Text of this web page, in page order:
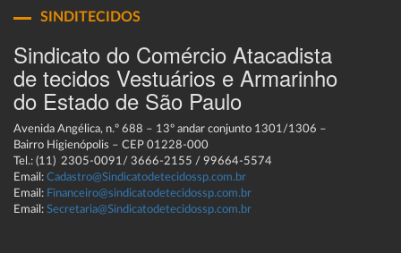
SINDITECIDOS
Sindicato do Comércio Atacadista
de tecidos Vestuários e Armarinho
do Estado de São Paulo
Avenida Angélica, n.º 688 – 13º andar conjunto 1301/1306 –
Bairro Higienópolis – CEP 01228-000
Tel.: (11) 2305-0091/ 3666-2155 / 99664-5574
Email: Cadastro@Sindicatodetecidossp.com.br
Email: Financeiro@sindicatodetecidossp.com.br
Email: Secretaria@Sindicatodetecidossp.com.br